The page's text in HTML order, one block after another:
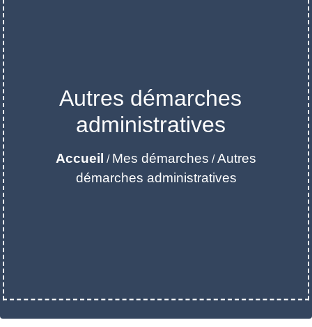
Autres démarches
administratives
Accueil / Mes démarches /Autres
démarches administratives